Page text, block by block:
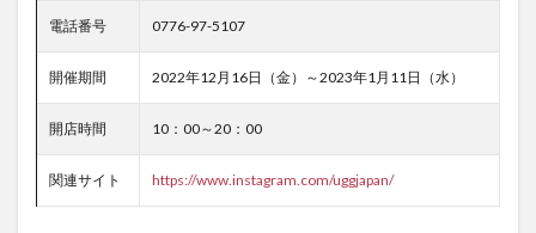
電話番号 0776-97-5107
開催期間 2022年12月16日（金）～2023年1月11日（水）
開店時間 10：00～20：00
関連サイト https://www.instagram.com/uggjapan/